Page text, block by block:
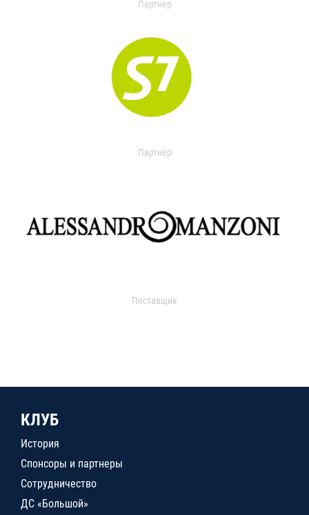
Партнер
Партнер
Поставщик
КЛУБ
История
Спонсоры и партнеры
Сотрудничество
ДС «Большой»